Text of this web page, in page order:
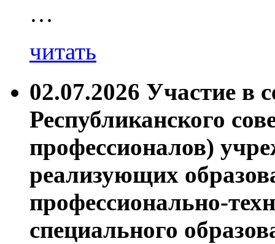
…
читать
02.07.2026 Участие в
Республиканского
профессионалов)
реализующих
профессионально-
специального